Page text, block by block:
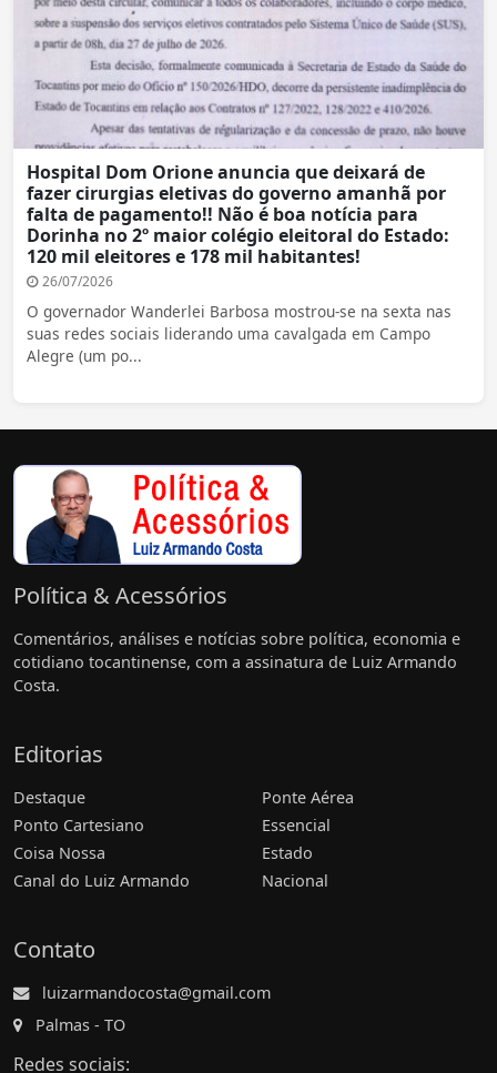
Hospital Dom Orione anuncia que deixará de
fazer cirurgias eletivas do governo amanhã por
falta de pagamento!! Não é boa notícia para
Dorinha no 2º maior colégio eleitoral do Estado:
120 mil eleitores e 178 mil habitantes!
26/07/2026
O governador Wanderlei Barbosa mostrou-se na sexta nas
suas redes sociais liderando uma cavalgada em Campo
Alegre (um po...
Política & Acessórios
Comentários, análises e notícias sobre política, economia e
cotidiano tocantinense, com a assinatura de Luiz Armando
Costa.
Editorias
Destaque
Ponto Cartesiano
Coisa Nossa
Canal do Luiz Armando
Ponte Aérea
Essencial
Estado
Nacional
Contato
luizarmandocosta@gmail.com
Palmas - TO
Redes sociais: